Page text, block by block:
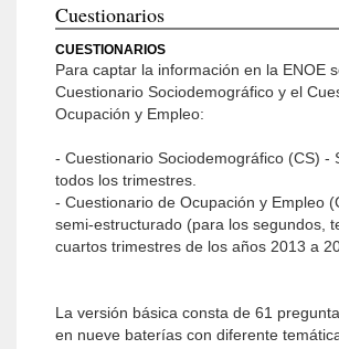
Cuestionarios
CUESTIONARIOS
Para captar la información en la ENOE
Cuestionario Sociodemográfico y el
Ocupación y Empleo:
- Cuestionario Sociodemográfico (CS) -
todos los trimestres.
- Cuestionario de Ocupación y Empleo
semi-estructurado (para los segundos,
cuartos trimestres de los años 2013 a
La versión básica consta de 61
en nueve baterías con diferente